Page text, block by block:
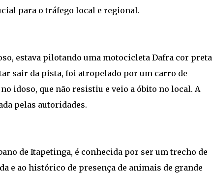
para o tráfego local e regional.
estava pilotando uma motocicleta Dafra cor preta
sair da pista, foi atropelado por um carro de
idoso, que não resistiu e veio a óbito no local. A
pelas autoridades.
de Itapetinga, é conhecida por ser um trecho de
e ao histórico de presença de animais de grande